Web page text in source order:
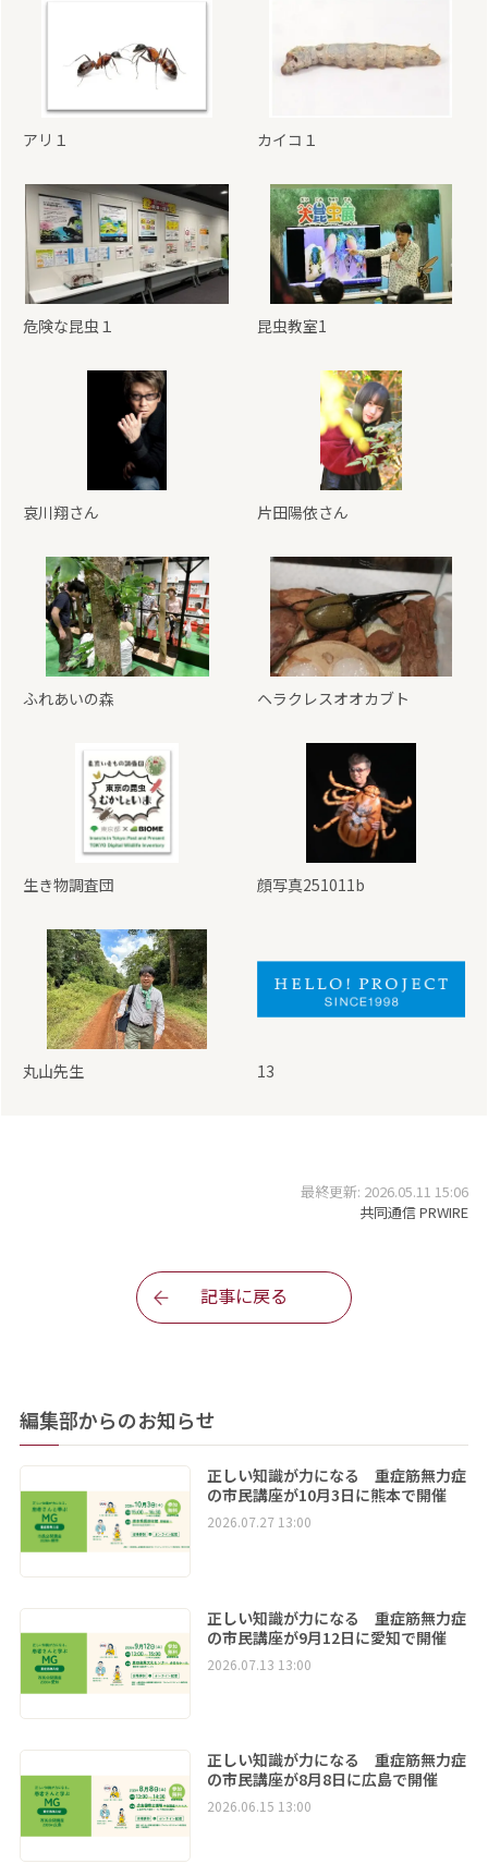
アリ１ カイコ１
危険な昆虫１ 昆虫教室1
哀川翔さん 片田陽依さん
ふれあいの森 ヘラクレスオオカブト
生き物調査団 顔写真251011b
丸山先生 13
最終更新: 2026.05.11 15:06
共同通信 PRWIRE
記事に戻る
編集部からのお知らせ
正しい知識が力になる 重症筋無力症
の市民講座が10月3日に熊本で開催
2026.07.27 13:00
正しい知識が力になる 重症筋無力症
の市民講座が9月12日に愛知で開催
2026.07.13 13:00
正しい知識が力になる 重症筋無力症
の市民講座が8月8日に広島で開催
2026.06.15 13:00